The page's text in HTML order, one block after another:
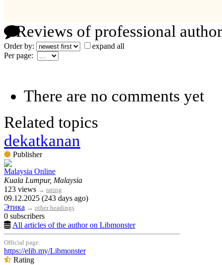
Reviews of professional
Order by:
expand all
Per page:
There are no comments yet
Related topics
dekatkanan
Publisher
Malaysia Online
Kuala Lumpur, Malaysia
123 views → rating
09.12.2025 (243 days ago)
Этика → other headings
0 subscribers
All articles of the author on Libmonster
Official page:
https://elib.my/Libmonster
Rating